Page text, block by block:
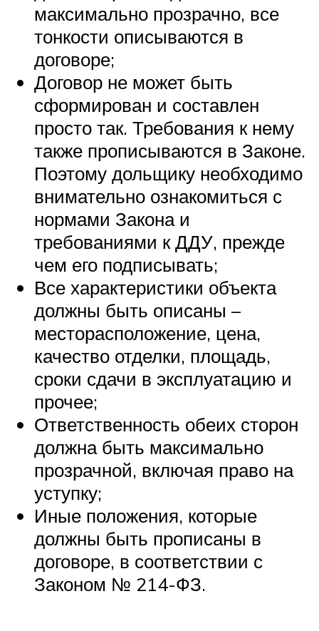
максимально прозрачно, все
тонкости описываются в
договоре;
Договор не может быть
сформирован и составлен
просто так. Требования к нему
также прописываются в Законе.
Поэтому дольщику необходимо
внимательно ознакомиться с
нормами Закона и
требованиями к ДДУ, прежде
чем его подписывать;
Все характеристики объекта
должны быть описаны –
месторасположение, цена,
качество отделки, площадь,
сроки сдачи в эксплуатацию и
прочее;
Ответственность обеих сторон
должна быть максимально
прозрачной, включая право на
уступку;
Иные положения, которые
должны быть прописаны в
договоре, в соответствии с
Законом № 214-ФЗ.